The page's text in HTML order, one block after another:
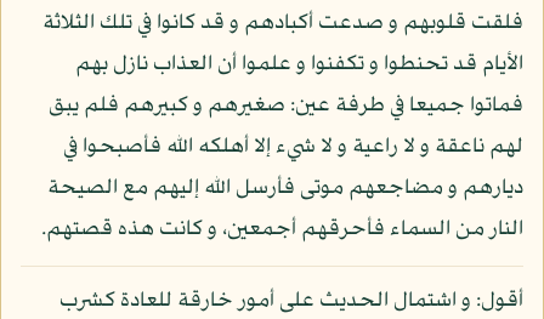
فلقت قلوبهم و صدعت أكبادهم و قد كانوا في تلك الثلاثة
الأيام قد تحنطوا و تكفنوا و علموا أن العذاب نازل بهم
فماتوا جميعا في طرفة عين: صغيرهم و كبيرهم فلم يبق
لهم ناعقة و لا راعية و لا شيء إلا أهلكه الله فأصبحوا في
ديارهم و مضاجعهم موتى فأرسل الله إليهم مع الصيحة
النار من السماء فأحرقهم أجمعين، و كانت هذه قصتهم.
أقول: و اشتمال الحديث على أمور خارقة للعادة كشرب